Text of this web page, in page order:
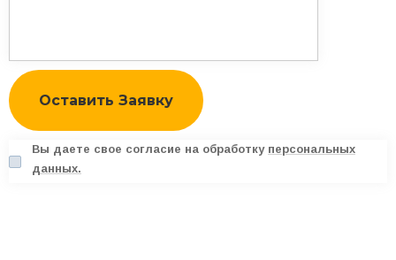
Вы даете свое согласие на обработку персональных
данных.